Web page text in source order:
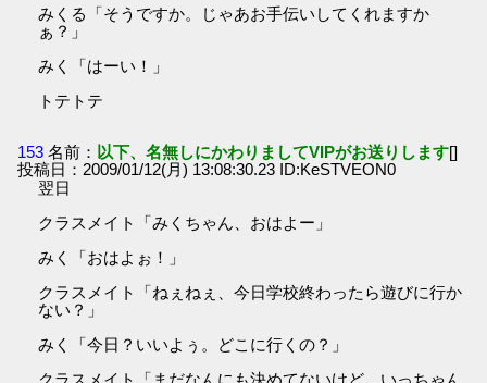
みくる「そうですか。じゃあお手伝いしてくれますか
ぁ？」
みく「はーい！」
トテトテ
153 名前： 以下、名無しにかわりましてVIPがお送りします[]
投稿日：2009/01/12(月) 13:08:30.23 ID:KeSTVEON0
翌日
クラスメイト「みくちゃん、おはよー」
みく「おはよぉ！」
クラスメイト「ねぇねぇ、今日学校終わったら遊びに行か
ない？」
みく「今日？いいよぅ。どこに行くの？」